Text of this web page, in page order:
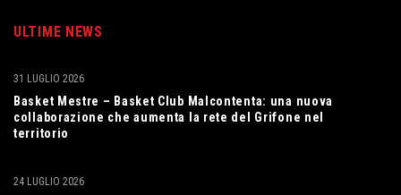
ULTIME NEWS
Basket Mestre – Basket Club Malcontenta: una nuova
collaborazione che aumenta la rete del Grifone nel
territorio
31 LUGLIO 2026
24 LUGLIO 2026